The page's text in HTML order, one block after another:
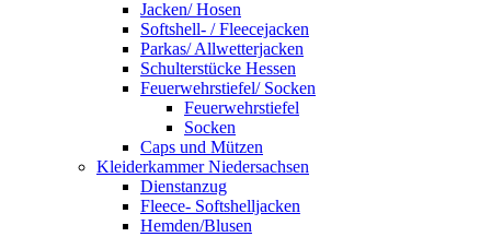
Jacken/ Hosen
Softshell- / Fleecejacken
Parkas/ Allwetterjacken
Schulterstücke Hessen
Feuerwehrstiefel/ Socken
Feuerwehrstiefel
Socken
Caps und Mützen
Kleiderkammer Niedersachsen
Dienstanzug
Fleece- Softshelljacken
Hemden/Blusen